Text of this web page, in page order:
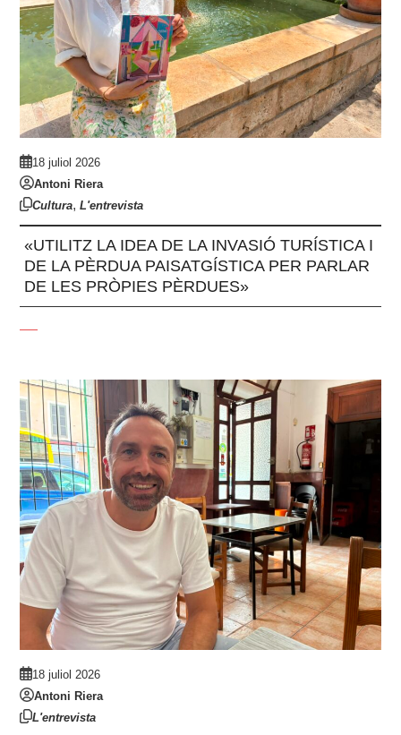
18 juliol 2026
Antoni Riera
Cultura,L'entrevista
«UTILITZ LA IDEA DE LA INVASIÓ TURÍSTICA I
DE LA PÈRDUA PAISATGÍSTICA PER PARLAR
DE LES PRÒPIES PÈRDUES»
18 juliol 2026
Antoni Riera
L'entrevista